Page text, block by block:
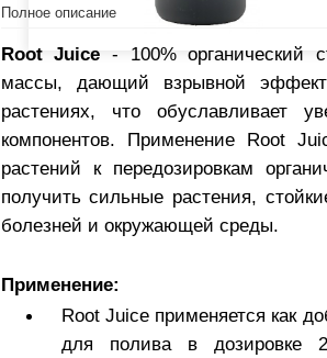
Полное описание
Root Juice - 100% органический
массы, дающий взрывной
растениях, что обуславливает
компонентов. Применение Root
растений к передозировкам
получить сильные растения,
болезней и окружающей среды.
Применение:
Root Juice применяется как
для полива в